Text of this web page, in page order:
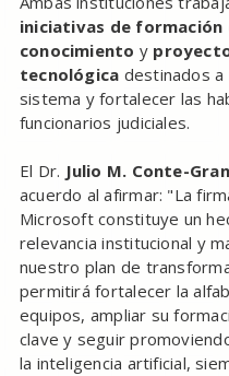
iniciativas de
conocimiento y
tecnológica destinados a
sistema y fortalecer las
funcionarios judiciales.
El Dr. Julio M. Conte-
acuerdo al afirmar: "La
Microsoft constituye un
relevancia institucional y
nuestro plan de
permitirá fortalecer la
equipos, ampliar su
clave y seguir
la inteligencia artificial,